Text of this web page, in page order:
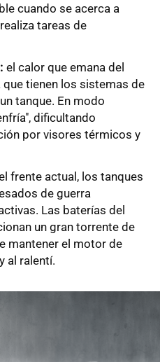
cuando se acerca a
tareas de
el calor que emana del
tienen los sistemas de
tanque. En modo
dificultando
por visores térmicos y
frente actual, los tanques
de guerra
Las baterías del
un gran torrente de
mantener el motor de
al ralentí.